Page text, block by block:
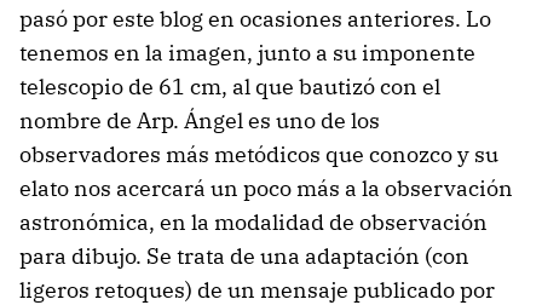
pasó por este blog en ocasiones anteriores. Lo
tenemos en la imagen, junto a su imponente
telescopio de 61 cm, al que bautizó con el
nombre de Arp. Ángel es uno de los
observadores más metódicos que conozco y su
elato nos acercará un poco más a la observación
astronómica, en la modalidad de observación
para dibujo. Se trata de una adaptación (con
ligeros retoques) de un mensaje publicado por